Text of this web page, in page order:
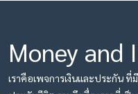
Money and
เราคือเพจการเงินและประกัน ที่